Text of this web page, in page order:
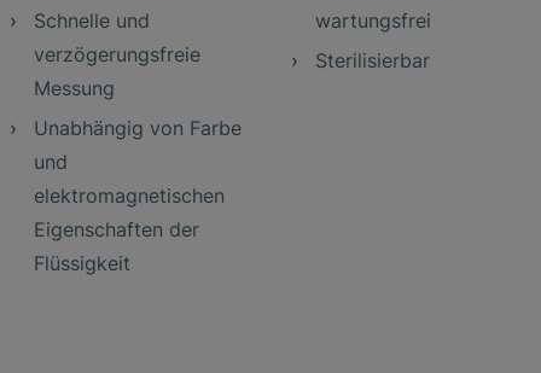
Schnelle und
verzögerungsfreie
Messung
Unabhängig von Farbe
und
elektromagnetischen
Eigenschaften der
Flüssigkeit
wartungsfrei
Sterilisierbar